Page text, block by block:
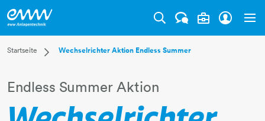
Startseite
Dropdown Startseite
Businesskunden
Wechselrichter Aktion Endless Summer
Endless Summer Aktion